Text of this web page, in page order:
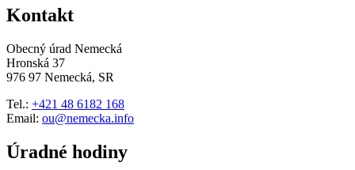
Kontakt
Obecný úrad Nemecká
Hronská 37
976 97 Nemecká, SR
Tel.: +421 48 6182 168
Email: ou@nemecka.info
Úradné hodiny